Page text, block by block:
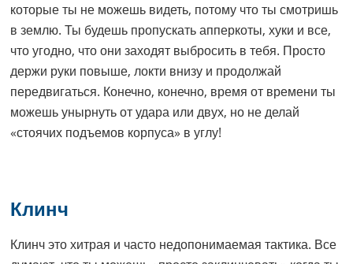
которые ты не можешь видеть, потому что ты смотришь
в землю. Ты будешь пропускать апперкоты, хуки и все,
что угодно, что они заходят выбросить в тебя. Просто
держи руки повыше, локти внизу и продолжай
передвигаться. Конечно, конечно, время от времени ты
можешь унырнуть от удара или двух, но не делай
«стоячих подъемов корпуса» в углу!
Клинч
Клинч это хитрая и часто недопонимаемая тактика. Все